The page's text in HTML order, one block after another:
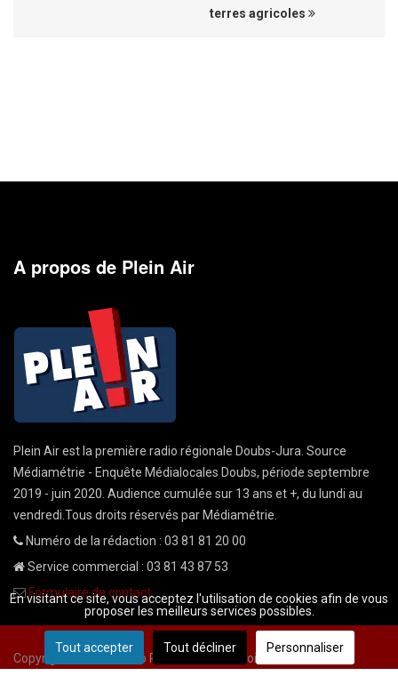
terres agricoles
A propos de Plein Air
Plein Air est la première radio régionale Doubs-Jura. Source
Médiamétrie - Enquête Médialocales Doubs, période septembre
2019 - juin 2020. Audience cumulée sur 13 ans et +, du lundi au
vendredi.Tous droits réservés par Médiamétrie.
Numéro de la rédaction : 03 81 81 20 00
Service commercial : 03 81 43 87 53
Formulaire de contact
Copyright © 2026 Radio Plein Air - Tous droits réservés
En visitant ce site, vous acceptez l'utilisation de cookies afin de vous
proposer les meilleurs services possibles.
Tout accepter Tout décliner Personnaliser